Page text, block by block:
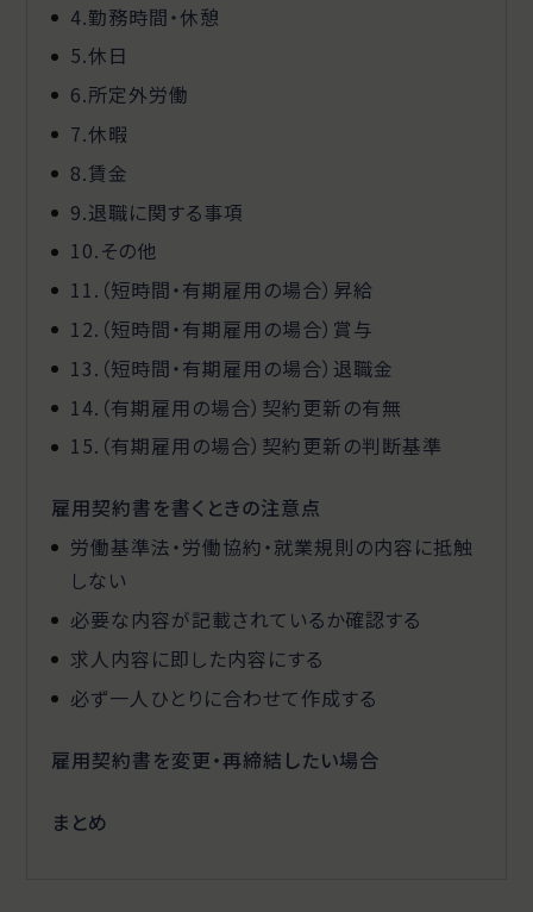
4.勤務時間・休憩
5.休日
6.所定外労働
7.休暇
8.賃金
9.退職に関する事項
10.その他
11.（短時間・有期雇用の場合）昇給
12.（短時間・有期雇用の場合）賞与
13.（短時間・有期雇用の場合）退職金
14.（有期雇用の場合）契約更新の有無
15.（有期雇用の場合）契約更新の判断基準
雇用契約書を書くときの注意点
労働基準法・労働協約・就業規則の内容に抵触
しない
必要な内容が記載されているか確認する
求人内容に即した内容にする
必ず一人ひとりに合わせて作成する
雇用契約書を変更・再締結したい場合
まとめ